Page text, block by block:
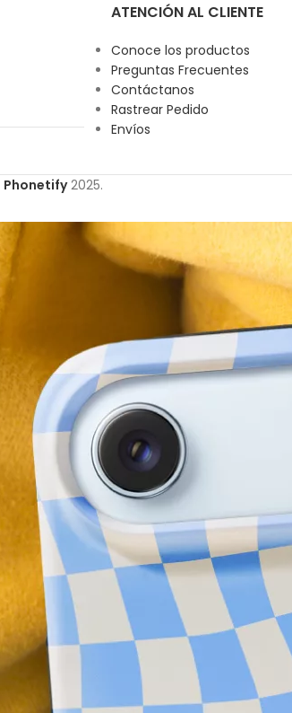
ATENCIÓN AL CLIENTE
Conoce los productos
Preguntas Frecuentes
Contáctanos
Rastrear Pedido
Envíos
Phonetify2025.